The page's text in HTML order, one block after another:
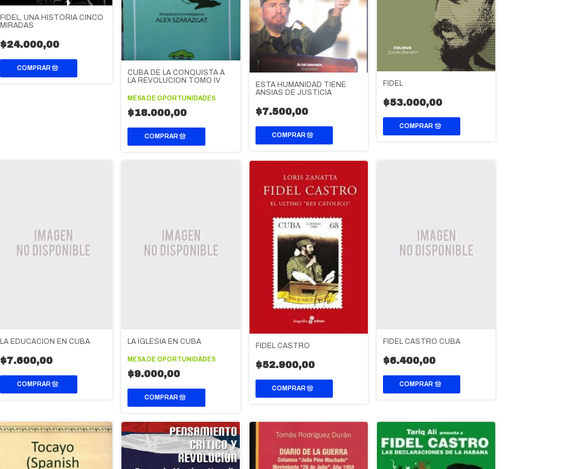
FIDEL, UNA HISTORIA CINCO
MIRADAS
$24.000,00
CUBA DE LA CONQUISTA A
LA REVOLUCION TOMO IV
MESA DE OPORTUNIDADES
$18.000,00
ESTA HUMANIDAD TIENE
ANSIAS DE JUSTICIA
$7.500,00
FIDEL
$53.000,00
LA EDUCACION EN CUBA
$7.600,00
LA IGLESIA EN CUBA
MESA DE OPORTUNIDADES
$9.000,00
FIDEL CASTRO
$52.900,00
FIDEL CASTRO CUBA
$6.400,00